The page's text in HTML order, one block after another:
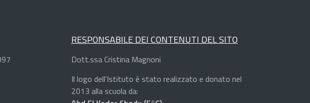
RESPONSABILE DEI CONTENUTI DEL SITO
Dott.ssa Cristina Magnoni
Il logo dell’Istituto è stato realizzato e donato nel
2013 alla scuola da: